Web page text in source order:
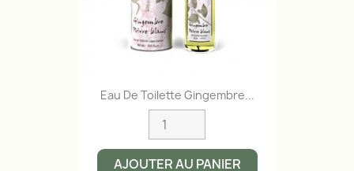
Eau De Toilette Gingembre...
AJOUTER AU PANIER